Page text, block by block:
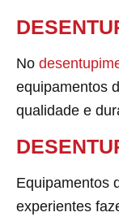
No
equipamentos
qualidade e
Equipamentos
experientes